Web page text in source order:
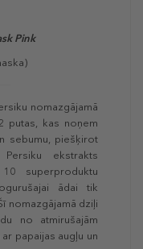
Pink
nomazgājamā
putas, kas noņem
sebumu, piešķirot
ekstrakts
superproduktu
ādai tik
nomazgājamā dziļi
no atmirušajām
papaijas augļu un